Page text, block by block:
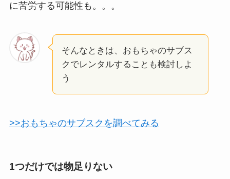
に苦労する可能性も。。。
そんなときは、おもちゃのサブス
クでレンタルすることも検討しよ
う
>>おもちゃのサブスクを調べてみる
1つだけでは物足りない